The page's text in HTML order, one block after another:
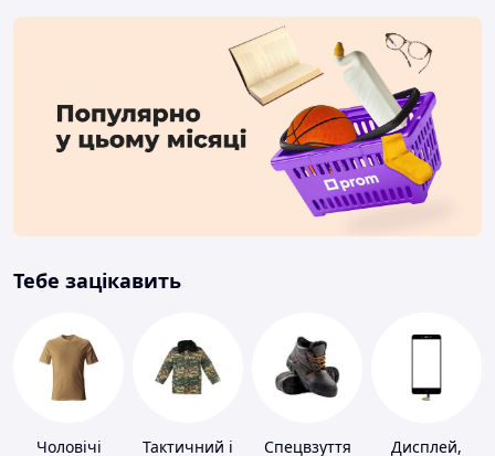
Тебе зацікавить
Чоловічі
Тактичний і
Спецвзуття
Дисплей,